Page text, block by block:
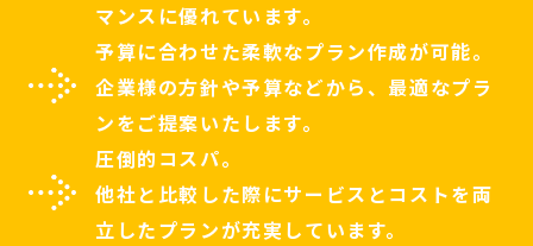
マンスに優れています。
予算に合わせた柔軟なプラン作成が可能。
企業様の方針や予算などから、最適なプラ
ンをご提案いたします。
圧倒的コスパ。
他社と比較した際にサービスとコストを両
立したプランが充実しています。